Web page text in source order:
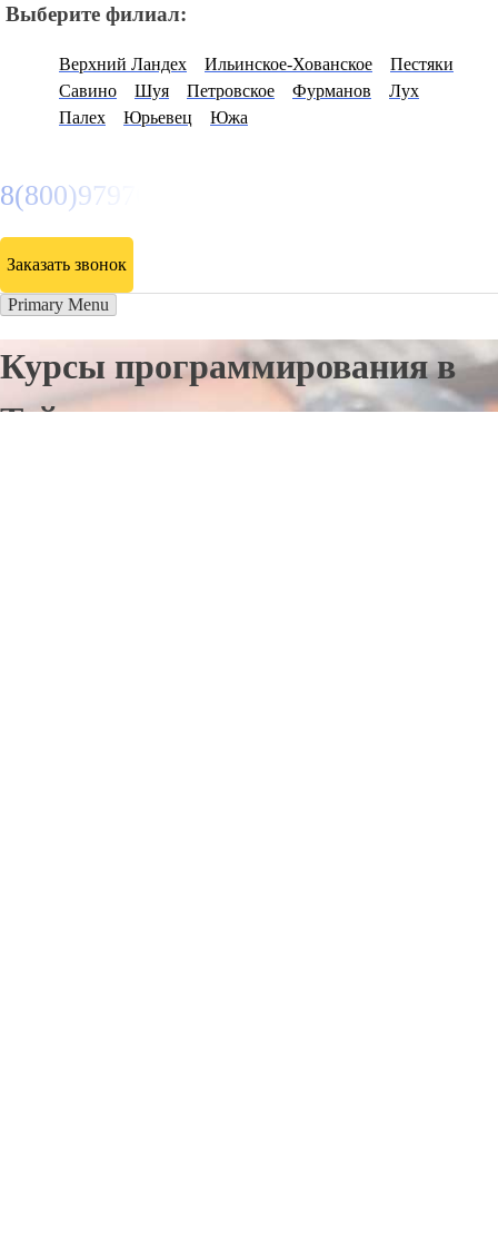
Выберите филиал:
Верхний Ландех Ильинское-Хованское
Пестяки
Савино
Шуя Петровское Фурманов
Лух
Палех
Юрьевец Южа
8(800)9797043
Заказать звонок
Primary Menu
Курсы программирования в
Тейкове